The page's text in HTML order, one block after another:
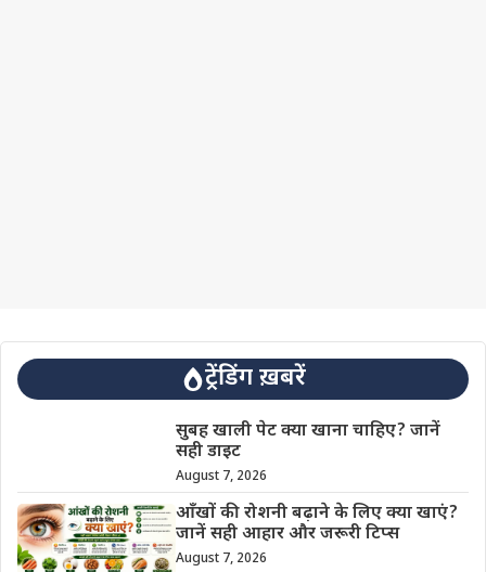
ट्रेंडिंग ख़बरें
सुबह खाली पेट क्या खाना चाहिए? जानें
सही डाइट
August 7, 2026
आँखों की रोशनी बढ़ाने के लिए क्या खाएं?
जानें सही आहार और जरूरी टिप्स
August 7, 2026